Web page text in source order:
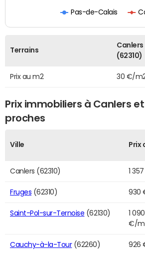
Pas-de-Calais
Terrains
Canlers
(62310)
Prix au m2 30 €/
Prix immobiliers à Canlers
proches
Ville Prix
Canlers (62310) 1
Fruges (62310) 930
Saint-Pol-sur-Ternoise (62130)
1 090
€/
Cauchy-à-la-Tour(62260) 926